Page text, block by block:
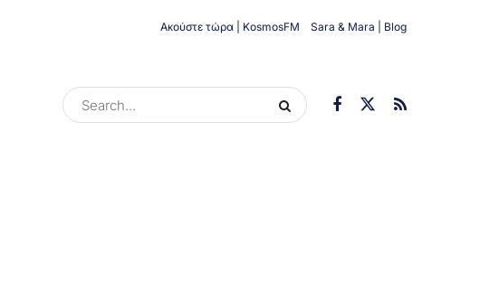
Ακούστε τώρα | KosmosFM Sara & Mara | Blog